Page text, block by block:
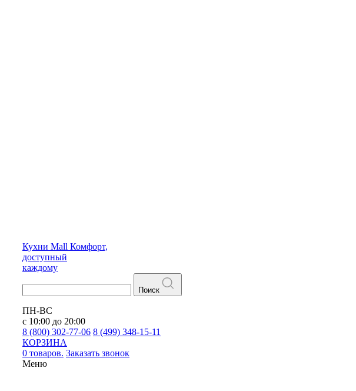
Кухни Mall Комфорт,
доступный
каждому
Поиск
ПН-ВС
с 10:00 до 20:00
8 (800) 302-77-06 8 (499) 348-15-11
КОРЗИНА
0 товаров. Заказать звонок
Меню